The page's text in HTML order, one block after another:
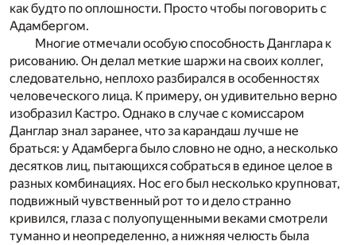
как будто по оплошности. Просто чтобы поговорить с
Адамбергом.
Многие отмечали особую способность Данглара к
рисованию. Он делал меткие шаржи на своих коллег,
следовательно, неплохо разбирался в особенностях
человеческого лица. К примеру, он удивительно верно
изобразил Кастро. Однако в случае с комиссаром
Данглар знал заранее, что за карандаш лучше не
браться: у Адамберга было словно не одно, а несколько
десятков лиц, пытающихся собраться в единое целое в
разных комбинациях. Нос его был несколько крупноват,
подвижный чувственный рот то и дело странно
кривился, глаза с полуопущенными веками смотрели
туманно и неопределенно, а нижняя челюсть была